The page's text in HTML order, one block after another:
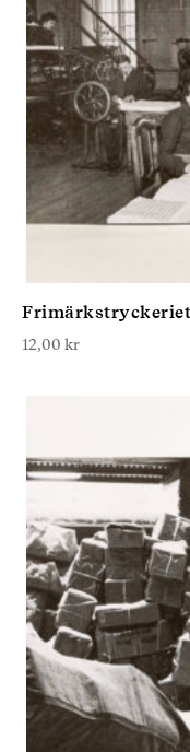
12,00 kr